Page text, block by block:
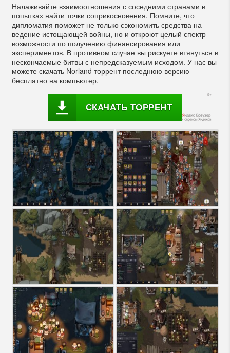
Налаживайте взаимоотношения с соседними странами в
попытках найти точки соприкосновения. Помните, что
дипломатия поможет не только сэкономить средства на
ведение истощающей войны, но и откроют целый спектр
возможности по получению финансирования или
экспериментов. В противном случае вы рискуете втянуться в
нескончаемые битвы с непредсказуемым исходом. У нас вы
можете скачать Norland торрент последнюю версию
бесплатно на компьютер.
СКАЧАТЬ ТОРРЕНТ